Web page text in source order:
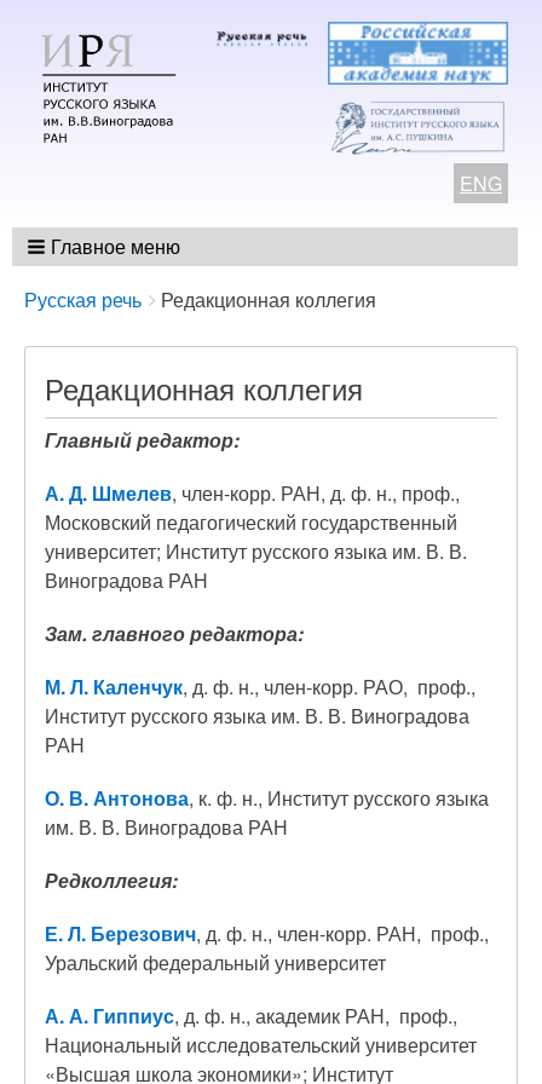
ENG
Главное меню
Breadcrumbs
You
here:
Русская речь Редакционная коллегия
Редакционная коллегия
Главный редактор:
А.Д. Шмелев, член-корр. РАН, д. ф. н., проф.,
Московский педагогический государственный
университет; Институт русского языка им. В. В.
Виноградова РАН
Зам. главного редактора:
М.Л. Каленчук, д. ф. н., член-корр. РАО, проф.,
Институт русского языка им. В. В. Виноградова
РАН
О. В. Антонова, к. ф. н., Институт русского языка
им. В. В. Виноградова РАН
Редколлегия:
Е.Л. Березович, д. ф. н., член-корр. РАН, проф.,
Уральский федеральный университет
А.А. Гиппиус, д. ф. н., академик РАН, проф.,
Национальный исследовательский университет
«Высшая школа экономики»; Институт